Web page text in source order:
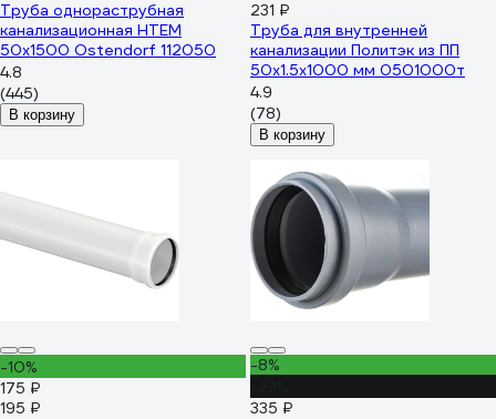
Труба однораструбная
канализационная HTEM
50х1500 Ostendorf 112050
4.8
(445)
В корзину
231 ₽
Труба для внутренней
канализации Политэк из ПП
50х1.5х1000 мм 0501000т
4.9
(78)
В корзину
-10%
175 ₽
195 ₽
-8%
335 ₽